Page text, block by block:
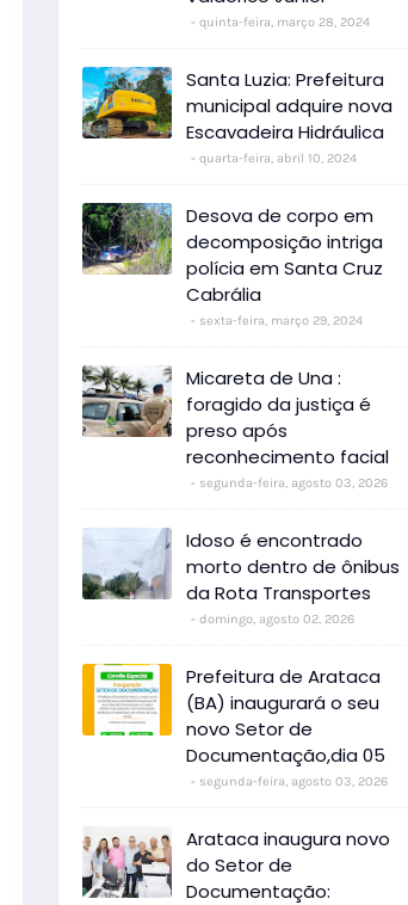
quinta-feira, março 28, 2024
Santa Luzia: Prefeitura
municipal adquire nova
Escavadeira Hidráulica
quarta-feira, abril 10, 2024
Desova de corpo em
decomposição intriga
polícia em Santa Cruz
Cabrália
sexta-feira, março 29, 2024
Micareta de Una :
foragido da justiça é
preso após
reconhecimento facial
segunda-feira, agosto 03, 2026
Idoso é encontrado
morto dentro de ônibus
da Rota Transportes
domingo, agosto 02, 2026
Prefeitura de Arataca
(BA) inaugurará o seu
novo Setor de
Documentação,dia 05
segunda-feira, agosto 03, 2026
Arataca inaugura novo
do Setor de
Documentação: